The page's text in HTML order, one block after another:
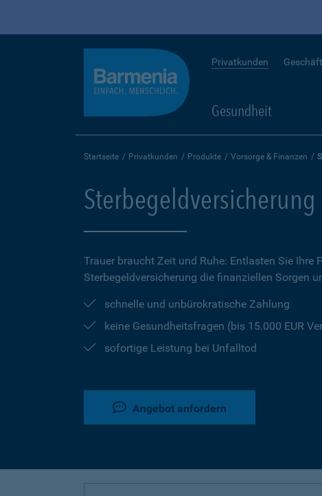
Privatkunden
Gesundheit
Startseite Privatkunden Produkte Vorsorge & Finanzen
Sterbegeldversicherung
Trauer braucht Zeit und Ruhe: Entlasten Sie Ihre
Sterbegeldversicherung die finanziellen Sorgen
schnelle und unbürokratische Zahlung
keine Gesundheitsfragen (bis 15.000 EUR
sofortige Leistung bei Unfalltod
Angebot anfordern